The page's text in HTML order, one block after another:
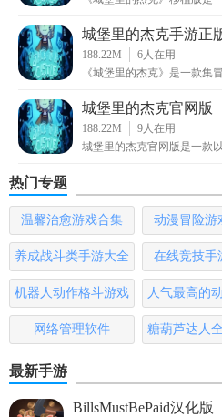
城堡里的杰克手游正
188.22M 6人在用
《城堡里的杰克》是一款集
城堡里的杰克官网版
188.22M 9人在用
城堡里的杰克官网版是一款
热门专题
温馨治愈游戏合集 动漫冒险游
养成战斗类手游大全 在线竞技手
机器人动作格斗游戏
大全
人气最高的
排行
网络管理软件
糖葫芦达人
最新手游
BillsMustBePaid汉化版